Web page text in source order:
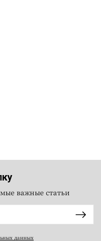
важные статьи
данных